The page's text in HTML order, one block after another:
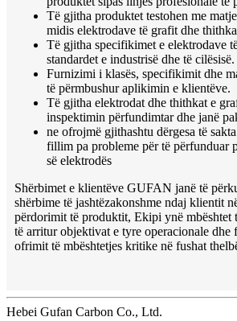
Të gjitha produktet testohen me
midis elektrodave të grafit dhe
Të gjitha specifikimet e elektrodave
standardet e industrisë dhe të cilësisë.
Furnizimi i klasës, specifikimit dhe
të përmbushur aplikimin e klientëve.
Të gjitha elektrodat dhe thithkat e
inspektimin përfundimtar dhe janë
ne ofrojmë gjithashtu dërgesa të
fillim pa probleme për të përfunduar
së elektrodës
Shërbimet e klientëve GUFAN janë të
shërbime të jashtëzakonshme ndaj klientit
përdorimit të produktit, Ekipi ynë mbështet
të arritur objektivat e tyre operacionale dhe
ofrimit të mbështetjes kritike në fushat
Hebei Gufan Carbon Co., Ltd.